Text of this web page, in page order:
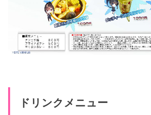
ドリンクメニュー